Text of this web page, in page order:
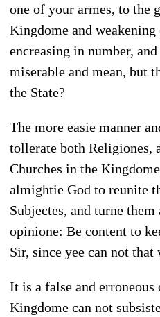
one of your armes, to the
Kingdome and
encreasing in number,
miserable and mean, but
the State?
The more easie manner
tollerate both Religiones,
Churches in the
almightie God to reunite
Subjectes, and turne
opinione: Be content to
Sir, since yee can not
It is a false and erroneous
Kingdome can not